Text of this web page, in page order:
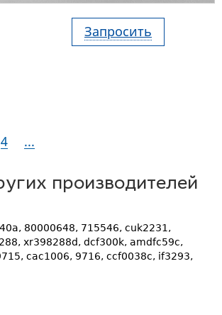
Запросить
4 ...
производителей
80000648, 715546, cuk2231,
xr398288d, dcf300k, amdfc59c,
cac1006, 9716, ccf0038c, if3293,